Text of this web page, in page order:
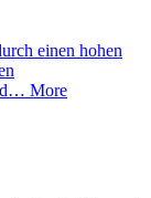
einen hohen
More